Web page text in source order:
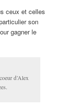
ceux et celles
son
gagner le
d’Alex